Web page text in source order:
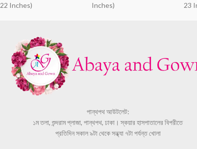
22 Inches)
Inches)
23
পান্থপথ আউটলেট:
১ম তলা, শুন্দরাম প্লাজা, পান্থপথ, ঢাকা। স্কয়ার হাসপাতালের বিপরীতে
প্রতিদিন সকাল ৯টা থেকে সন্ধ্যা ৭টা পর্যন্ত খোলা